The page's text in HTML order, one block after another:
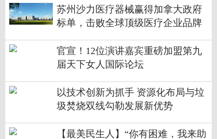
苏州沙力医疗器械赢得加拿大政府
标单，击败全球顶级医疗企业品牌
官宣！12位演讲嘉宾重磅加盟第九
届天下女人国际论坛
以技术创新为抓手 资源化布局与垃
圾焚烧双线勾勒发展新优势
【最美民生人】“你有困难，我来助